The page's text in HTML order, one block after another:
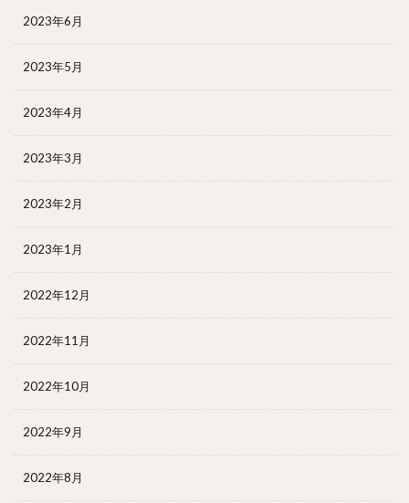
2023年6月
2023年5月
2023年4月
2023年3月
2023年2月
2023年1月
2022年12月
2022年11月
2022年10月
2022年9月
2022年8月